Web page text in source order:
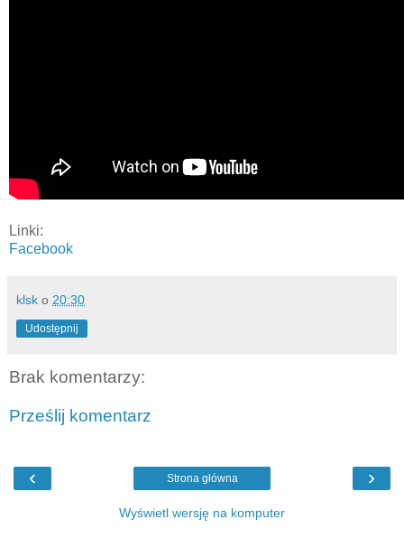
Linki:
Facebook
klsk o 20:30
Udostępnij
Brak komentarzy:
Prześlij komentarz
‹ ›
Strona główna
Wyświetl wersję na komputer